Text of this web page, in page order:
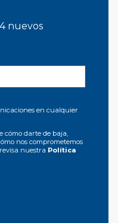
nuevos
en cualquier
cómo darte de baja,
nos comprometemos
nuestra Política